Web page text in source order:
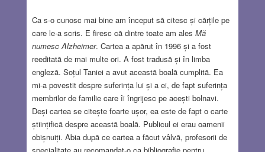
Ca s-o cunosc mai bine am început să citesc și cărțile pe
care le-a scris. E firesc că dintre toate am ales Mă
numesc Alzheimer. Cartea a apărut în 1996 și a fost
reeditată de mai multe ori. A fost tradusă și în limba
engleză. Soțul Taniei a avut această boală cumplită. Ea
mi-a povestit despre suferința lui și a ei, de fapt suferința
membrilor de familie care îi îngrijesc pe acești bolnavi.
Deși cartea se citește foarte ușor, ea este de fapt o carte
științifică despre această boală. Publicul ei erau oamenii
obișnuiți. Abia după ce cartea a făcut vâlvă, profesorii de